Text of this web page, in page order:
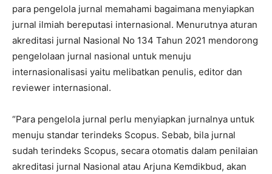
para pengelola jurnal memahami bagaimana menyiapkan
jurnal ilmiah bereputasi internasional. Menurutnya aturan
akreditasi jurnal Nasional No 134 Tahun 2021 mendorong
pengelolaan jurnal nasional untuk menuju
internasionalisasi yaitu melibatkan penulis, editor dan
reviewer internasional.
“Para pengelola jurnal perlu menyiapkan jurnalnya untuk
menuju standar terindeks Scopus. Sebab, bila jurnal
sudah terindeks Scopus, secara otomatis dalam penilaian
akreditasi jurnal Nasional atau Arjuna Kemdikbud, akan